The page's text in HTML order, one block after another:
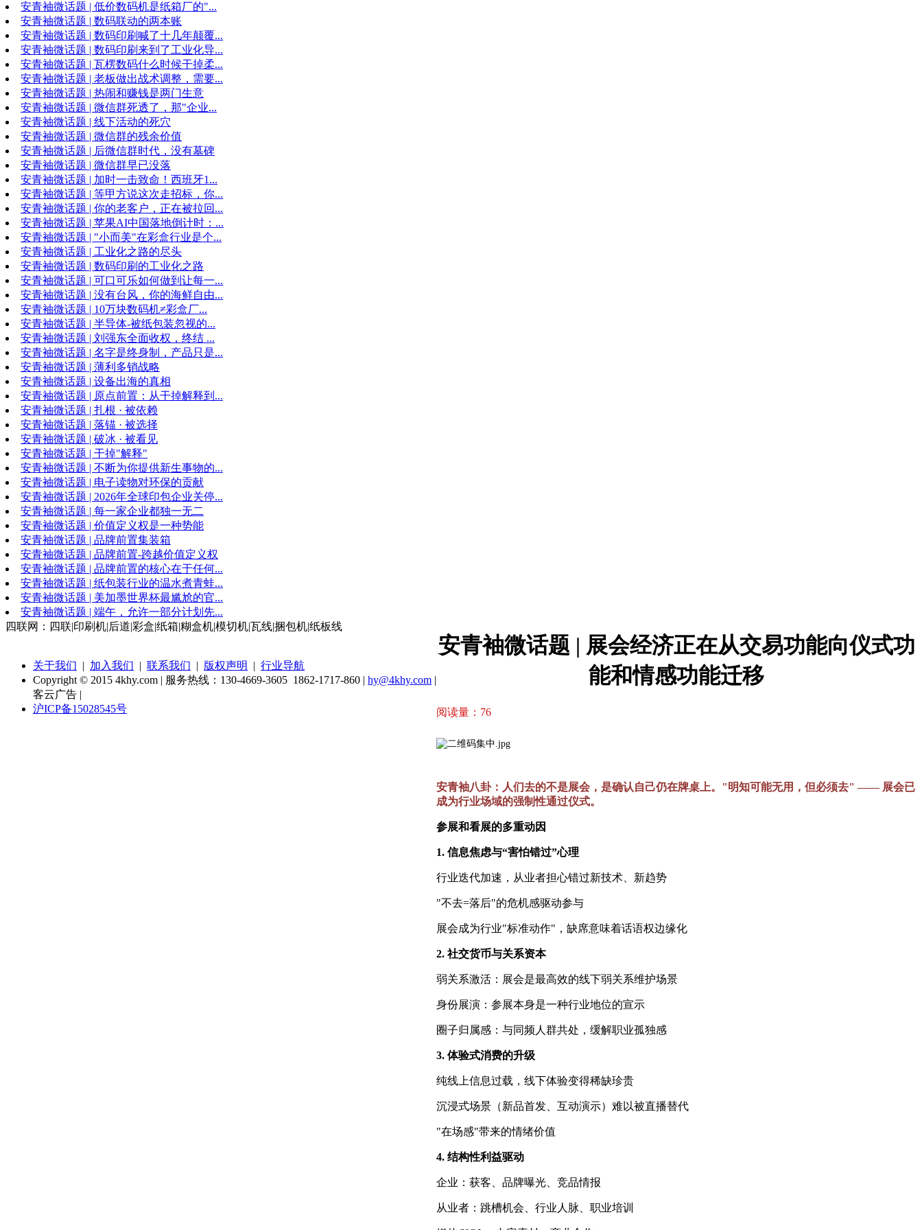
安青袖微话题 | 低价数码机是纸箱厂的"...
安青袖微话题 | 数码联动的两本账
安青袖微话题 | 数码印刷喊了十几年颠覆...
安青袖微话题 | 数码印刷来到了工业化导...
安青袖微话题 | 瓦楞数码什么时候干掉柔...
安青袖微话题 | 老板做出战术调整，需要...
安青袖微话题 | 热闹和赚钱是两门生意
安青袖微话题 | 微信群死透了，那"企业...
安青袖微话题 | 线下活动的死穴
安青袖微话题 | 微信群的残余价值
安青袖微话题 | 后微信群时代，没有墓碑
安青袖微话题 | 微信群早已没落
安青袖微话题 | 加时一击致命！西班牙1...
安青袖微话题 | 等甲方说这次走招标，你...
安青袖微话题 | 你的老客户，正在被拉回...
安青袖微话题 | 苹果AI中国落地倒计时：...
安青袖微话题 | "小而美"在彩盒行业是个...
安青袖微话题 | 工业化之路的尽头
安青袖微话题 | 数码印刷的工业化之路
安青袖微话题 | 可口可乐如何做到让每一...
安青袖微话题 | 没有台风，你的海鲜自由...
安青袖微话题 | 10万块数码机≠彩盒厂...
安青袖微话题 | 半导体-被纸包装忽视的...
安青袖微话题 | 刘强东全面收权，终结 ...
安青袖微话题 | 名字是终身制，产品只是...
安青袖微话题 | 薄利多销战略
安青袖微话题 | 设备出海的真相
安青袖微话题 | 原点前置：从干掉解释到...
安青袖微话题 | 扎根 · 被依赖
安青袖微话题 | 落锚 · 被选择
安青袖微话题 | 破冰 · 被看见
安青袖微话题 | 干掉"解释"
安青袖微话题 | 不断为你提供新生事物的...
安青袖微话题 | 电子读物对环保的贡献
安青袖微话题 | 2026年全球印包企业关停...
安青袖微话题 | 每一家企业都独一无二
安青袖微话题 | 价值定义权是一种势能
安青袖微话题 | 品牌前置集装箱
安青袖微话题 | 品牌前置-跨越价值定义权
安青袖微话题 | 品牌前置的核心在于任何...
安青袖微话题 | 纸包装行业的温水煮青蛙...
安青袖微话题 | 美加墨世界杯最尴尬的官...
安青袖微话题 | 端午，允许一部分计划先...
安青袖微话题 | 展会经济正在从交易功能向仪式功
能和情感功能迁移
阅读量： 76
安青袖八卦：人们去的不是展会，是确认自己仍在牌桌上。"明知可能无用，但必须去" —— 展会已
成为行业场域的强制性通过仪式。
参展和看展的多重动因
1. 信息焦虑与“害怕错过”心理
行业迭代加速，从业者担心错过新技术、新趋势
"不去=落后"的危机感驱动参与
展会成为行业"标准动作"，缺席意味着话语权边缘化
2. 社交货币与关系资本
弱关系激活：展会是最高效的线下弱关系维护场景
身份展演：参展本身是一种行业地位的宣示
圈子归属感：与同频人群共处，缓解职业孤独感
3. 体验式消费的升级
纯线上信息过载，线下体验变得稀缺珍贵
沉浸式场景（新品首发、互动演示）难以被直播替代
"在场感"带来的情绪价值
4. 结构性利益驱动
企业：获客、品牌曝光、竞品情报
从业者：跳槽机会、行业人脉、职业培训
四联网：四联|印刷机|后道|彩盒|纸箱|糊盒机|模切机|瓦线|捆包机|纸板线
关于我们 | 加入我们 | 联系我们 | 版权声明 | 行业导航
Copyright © 2015 4khy.com | 服务热线：130-4669-3605 1862-1717-860 | hy@4khy.com |
客云广告 |
沪ICP备15028545号